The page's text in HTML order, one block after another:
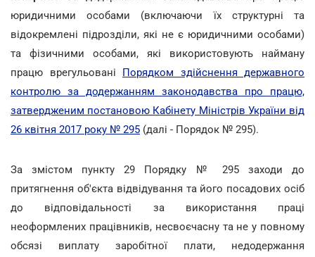
юридичними особами (включаючи їх структурні та
відокремлені підрозділи, які не є юридичними особами)
та фізичними особами, які використовують найману
працю врегульовані Порядком здійснення державного
контролю за додержанням законодавства про працю,
затвердженим постановою Кабінету Міністрів України від
26 квітня 2017 року № 295 (далі - Порядок № 295).
За змістом пункту 29 Порядку № 295 заходи до
притягнення об'єкта відвідування та його посадових осіб
до відповідальності за використання праці
неоформлених працівників, несвоєчасну та не у повному
обсязі виплату заробітної плати, недодержання